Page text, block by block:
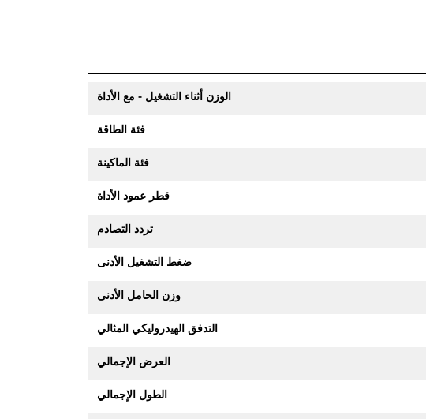
الوزن أثناء التشغيل - مع الأداة
فئة الطاقة
فئة الماكينة
قطر عمود الأداة
تردد التصادم
ضغط التشغيل الأدنى
وزن الحامل الأدنى
التدفق الهيدروليكي المثالي
العرض الإجمالي
الطول الإجمالي